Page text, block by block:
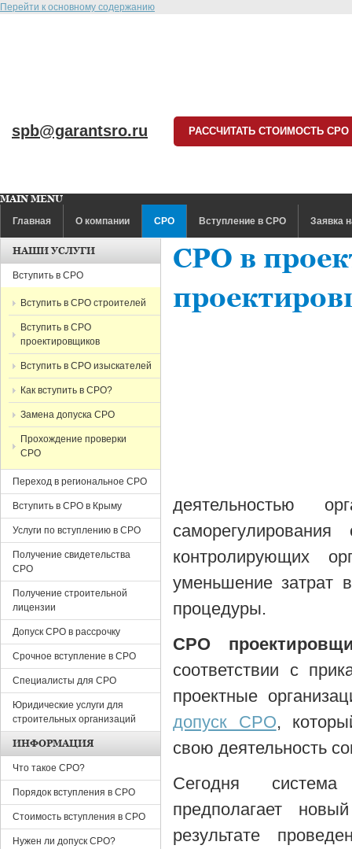
Перейти к основному содержанию
spb@garantsro.ru РАССЧИТАТЬ СТОИМОСТЬ СРО
MAIN MENU
Главная
О компании СРО Вступление в СРО Заявка
СРО в
деятельностью
контролирующих
уменьшение затрат
процедуры.
СРО
соответствии с
проектные
допуск СРО,
свою деятельность
Сегодня
предполагает
результате
НАШИ УСЛУГИ
Вступить в СРО
Вступить в СРО строителей
Вступить в СРО
проектировщиков
Вступить в СРО изыскателей
Как вступить в СРО?
Замена допуска СРО
Прохождение проверки
СРО
Переход в региональное СРО
Вступить в СРО в Крыму
Услуги по вступлению в СРО
Получение свидетельства
СРО
Получение строительной
лицензии
Допуск СРО в рассрочку
Срочное вступление в СРО
Специалисты для СРО
Юридические услуги для
строительных организаций
ИНФОРМАЦИЯ
Что такое СРО?
Порядок вступления в СРО
Стоимость вступления в СРО
Нужен ли допуск СРО?